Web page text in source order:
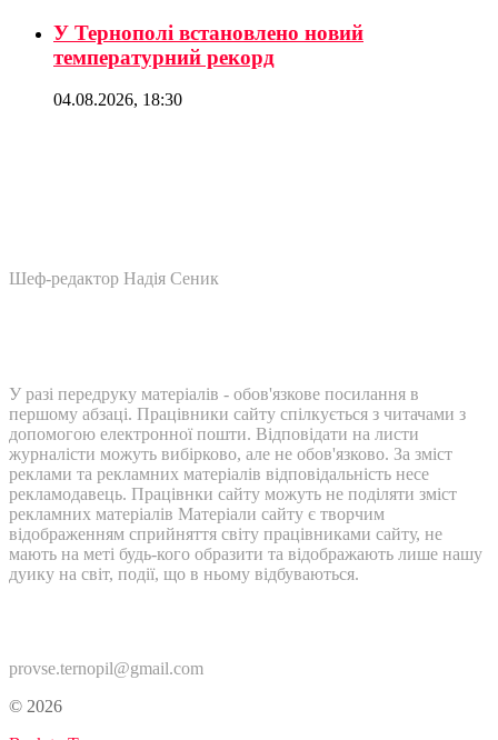
У Тернополі встановлено новий
температурний рекорд
04.08.2026, 18:30
Шеф-редактор Надія Сеник
У разі передруку матеріалів - обов'язкове посилання в
першому абзаці. Працівники сайту спілкується з читачами з
допомогою електронної пошти. Відповідати на листи
журналісти можуть вибірково, але не обов'язково. За зміст
реклами та рекламних матеріалів відповідальність несе
рекламодавець. Працівнки сайту можуть не поділяти зміст
рекламних матеріалів Матеріали сайту є творчим
відображенням сприйняття світу працівниками сайту, не
мають на меті будь-кого образити та відображають лише нашу
дуику на світ, події, що в ньому відбуваються.
provse.ternopil@gmail.com
© 2026